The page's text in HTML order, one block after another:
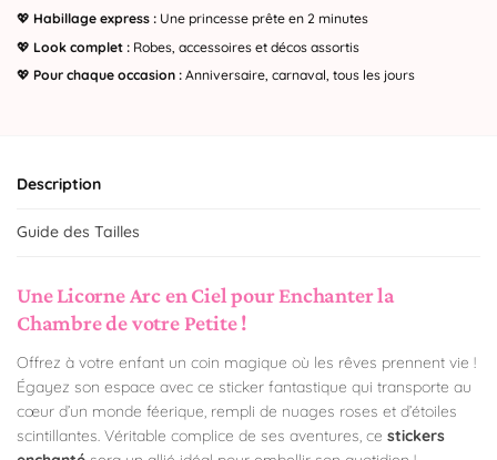
💖 Habillage express : Une princesse prête en 2 minutes
💖 Look complet : Robes, accessoires et décos assortis
💖 Pour chaque occasion : Anniversaire, carnaval, tous les jours
Description
Guide des Tailles
Une Licorne Arc en Ciel pour Enchanter la
Chambre de votre Petite !
Offrez à votre enfant un coin magique où les rêves prennent vie !
Égayez son espace avec ce sticker fantastique qui transporte au
cœur d’un monde féerique, rempli de nuages roses et d’étoiles
scintillantes. Véritable complice de ses aventures, ce stickers